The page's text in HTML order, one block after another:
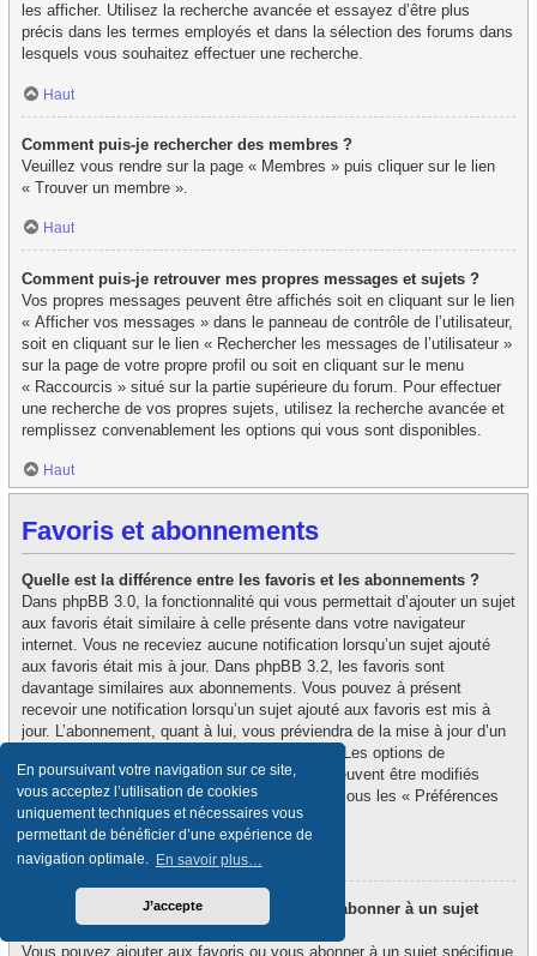
En poursuivant votre navigation sur ce site,
vous acceptez l’utilisation de cookies
uniquement techniques et nécessaires vous
permettant de bénéficier d’une expérience de
navigation optimale. En savoir plus…
J’accepte
les afficher. Utilisez la recherche avancée et essayez d’être plus
précis dans les termes employés et dans la sélection des forums dans
lesquels vous souhaitez effectuer une recherche.
Haut
Comment puis-je rechercher des membres ?
Veuillez vous rendre sur la page « Membres » puis cliquer sur le lien
« Trouver un membre ».
Haut
Comment puis-je retrouver mes propres messages et sujets ?
Vos propres messages peuvent être affichés soit en cliquant sur le lien
« Afficher vos messages » dans le panneau de contrôle de l’utilisateur,
soit en cliquant sur le lien « Rechercher les messages de l’utilisateur »
sur la page de votre propre profil ou soit en cliquant sur le menu
« Raccourcis » situé sur la partie supérieure du forum. Pour effectuer
une recherche de vos propres sujets, utilisez la recherche avancée et
remplissez convenablement les options qui vous sont disponibles.
Haut
Favoris et abonnements
Quelle est la différence entre les favoris et les abonnements ?
Dans phpBB 3.0, la fonctionnalité qui vous permettait d’ajouter un sujet
aux favoris était similaire à celle présente dans votre navigateur
internet. Vous ne receviez aucune notification lorsqu’un sujet ajouté
aux favoris était mis à jour. Dans phpBB 3.2, les favoris sont
davantage similaires aux abonnements. Vous pouvez à présent
recevoir une notification lorsqu’un sujet ajouté aux favoris est mis à
jour. L’abonnement, quant à lui, vous préviendra de la mise à jour d’un
forum ou d’un sujet auquel vous êtes abonné. Les options de
notification des favoris et des abonnements peuvent être modifiés
depuis le panneau de contrôle de l’utilisateur, sous les « Préférences
du forum ».
Haut
Comment puis-je ajouter aux favoris ou m’abonner à un sujet
spécifique ?
Vous pouvez ajouter aux favoris ou vous abonner à un sujet spécifique